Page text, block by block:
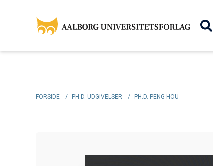
FORSIDE / PH.D. UDGIVELSER / PH.D. PENG HOU